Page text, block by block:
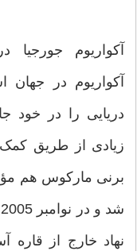
آکواریوم جورجیا
دریایی را در خود
نهاد خارج از